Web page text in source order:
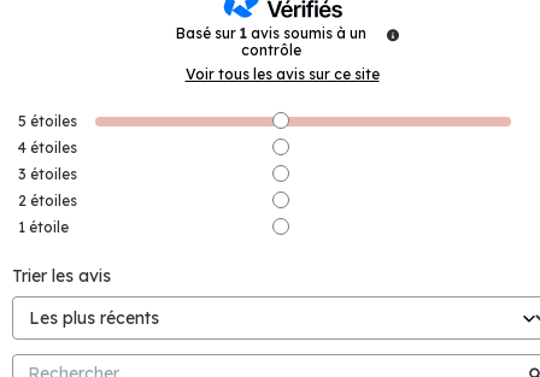
Basé sur 1 avis soumis à un
contrôle
Voir tous les avis sur ce site
5 étoiles
4 étoiles
3 étoiles
2 étoiles
1 étoile
Trier les avis